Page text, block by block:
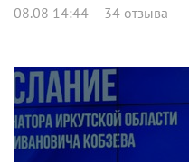
08.08 14:44 34 отзыва